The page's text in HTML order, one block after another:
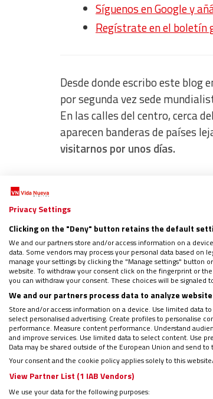
Síguenos en Google y
Regístrate en el boletín
Desde donde escribo este blog
por segunda vez sede
En las calles del centro, cerca
aparecen banderas de países
visitarnos por unos días.
Como sucede siempre, los
elecciones que superan las
Pero quizá lo más interesante
Me llamó la atención una
selección de Túnez visitaron
apuestas y de la presión
con Dios.
Privacy Settings
Clicking on the "Deny" button retains the default
We and our partners store and/or access information on a
data. Some vendors may process your personal data based
manage your settings by clicking the "Manage settings"
website. To withdraw your consent click on the fingerprint or
you can withdraw your consent. These choices will be signaled
We and our partners process data to analyze
Store and/or access information on a device. Use limited data
select personalised advertising. Create profiles to personalise
performance. Measure content performance. Understand
and improve services. Use limited data to select content. Use
Data may be shared outside of the European Union and send to
Your consent and the cookie policy applies solely to this
View Partner List (1 IAB Vendors)
We use your data for the following purposes: